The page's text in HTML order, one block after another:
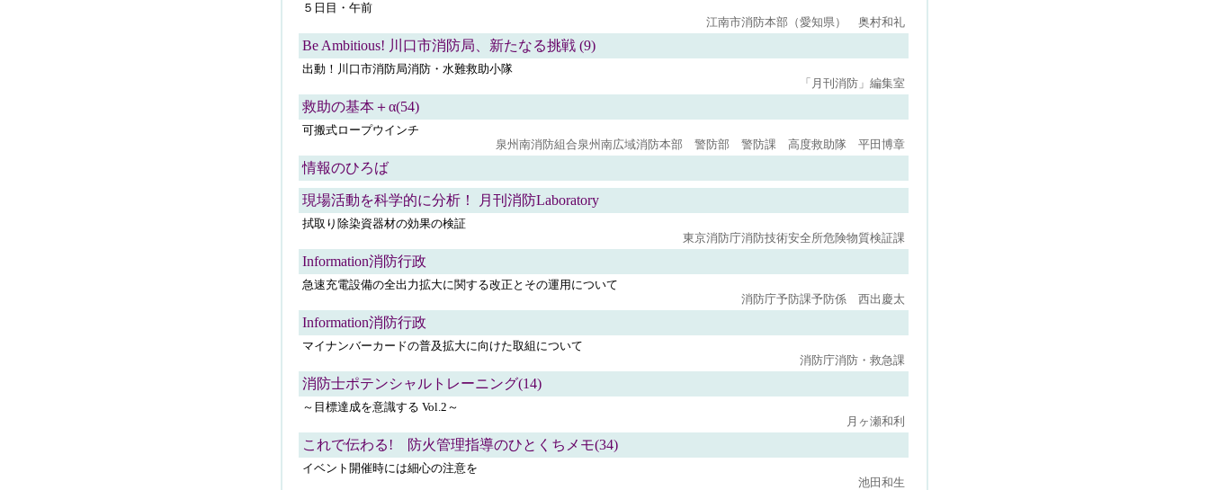
５日目・午前
江南市消防本部（愛知県） 奥村和礼
Be Ambitious! 川口市消防局、新たなる挑戦 (9)
出動！川口市消防局消防・水難救助小隊
「月刊消防」編集室
救助の基本＋α(54)
可搬式ロープウインチ
泉州南消防組合泉州南広域消防本部 警防部 警防課 高度救助隊 平田博章
情報のひろば
現場活動を科学的に分析！ 月刊消防Laboratory
拭取り除染資器材の効果の検証
東京消防庁消防技術安全所危険物質検証課
Information消防行政
急速充電設備の全出力拡大に関する改正とその運用について
消防庁予防課予防係 西出慶太
Information消防行政
マイナンバーカードの普及拡大に向けた取組について
消防庁消防・救急課
消防士ポテンシャルトレーニング(14)
～目標達成を意識する Vol.2～
月ヶ瀬和利
これで伝わる! 防火管理指導のひとくちメモ(34)
イベント開催時には細心の注意を
池田和生